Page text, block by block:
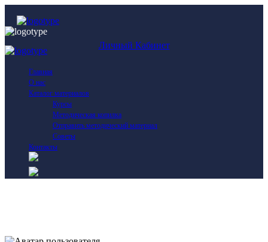
Личный Кабинет
Главная
О нас
Каталог материалов
Курсы
Методическая копилка
Отправить методический материал
Советы
Контакты